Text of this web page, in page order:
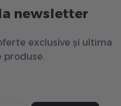
newsletter
exclusive și ultima
produse.